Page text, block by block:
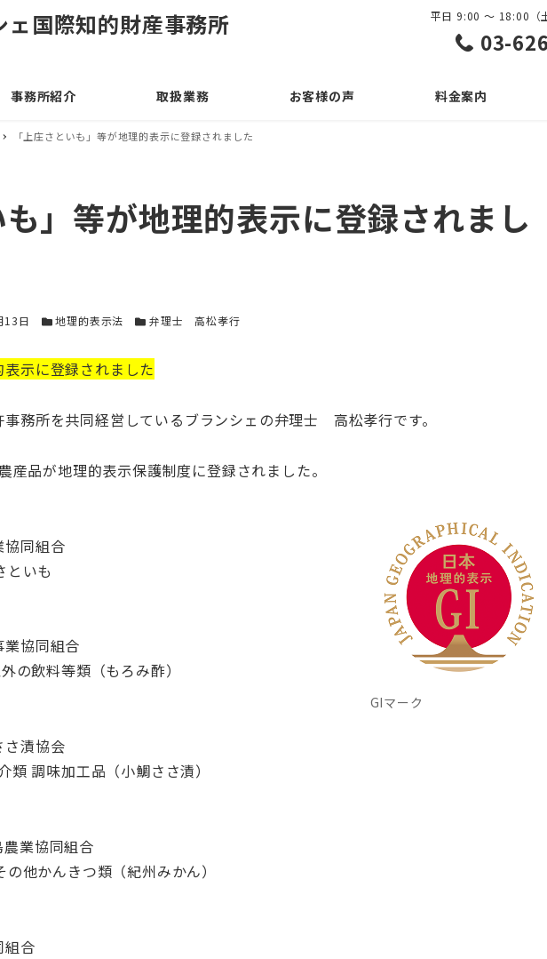
国際知的財産事務所
03-
平日 9:00 ～ 18:00（
事務所紹介 取扱業務 お客様の声 料金案内
「上庄さといも」等が地理的表示に登録されました
も」等が地理的表示に登録されまし
13日 カテゴリー
地理的表示法 カテゴリー
弁理士 高松孝行
表示に登録されました
務所を共同経営しているブランシェの弁理士 高松孝行です。
品が地理的表示保護制度に登録されました。
GIマーク
協同組合
といも
協同組合
の飲料等類（もろみ酢）
さ漬協会
調味加工品（小鯛ささ漬）
業協同組合
他かんきつ類（紀州みかん）
組合